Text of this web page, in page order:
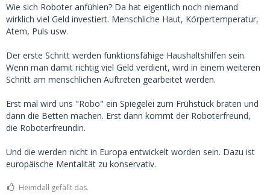
Wie sich Roboter anfühlen? Da hat eigentlich noch niemand
wirklich viel Geld investiert. Menschliche Haut, Körpertemperatur,
Atem, Puls usw.
Der erste Schritt werden funktionsfähige Haushaltshilfen sein.
Wenn man damit richtig viel Geld verdient, wird in einem weiteren
Schritt am menschlichen Auftreten gearbeitet werden.
Erst mal wird uns "Robo" ein Spiegelei zum Frühstück braten und
dann die Betten machen. Erst dann kommt der Roboterfreund,
die Roboterfreundin.
Und die werden nicht in Europa entwickelt worden sein. Dazu ist
europäische Mentalität zu konservativ.
Heimdall gefällt das.